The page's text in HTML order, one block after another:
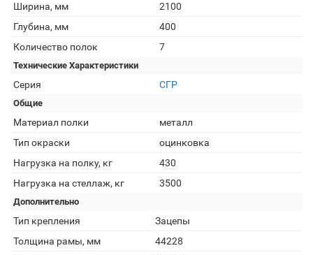
Ширина, мм
2100
Глубина, мм
400
Количество полок
7
Технические Характеристики
Серия СГР
Общие
Материал полки
металл
Тип окраски
оцинковка
Нагрузка на полку, кг
430
Нагрузка на стеллаж, кг
3500
Дополнительно
Тип крепления
Зацепы
Толщина рамы, мм
44228